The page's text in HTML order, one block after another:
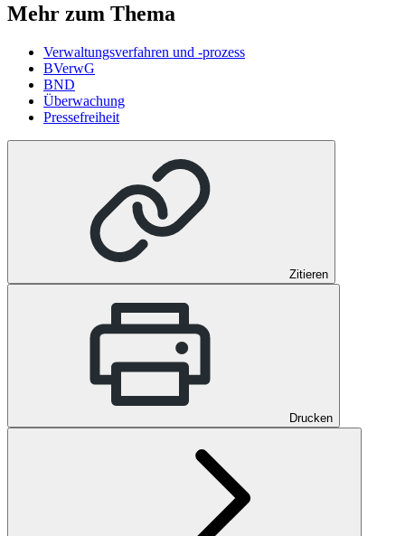
Mehr zum Thema
Verwaltungsverfahren und -prozess
BVerwG
BND
Überwachung
Pressefreiheit
Zitieren
Drucken